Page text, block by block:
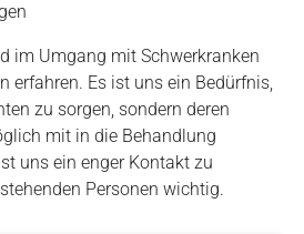
im Umgang mit Schwerkranken
erfahren. Es ist uns ein Bedürfnis,
zu sorgen, sondern deren
mit in die Behandlung
uns ein enger Kontakt zu
Personen wichtig.